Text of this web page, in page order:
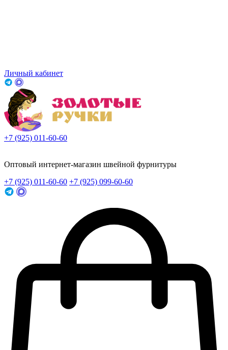
Личный кабинет
+7 (925) 011-60-60
Оптовый интернет-магазин швейной фурнитуры
+7 (925) 011-60-60 +7 (925) 099-60-60